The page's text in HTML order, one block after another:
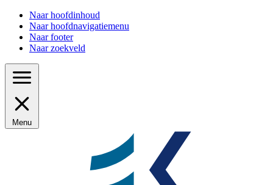
Naar hoofdinhoud
Naar hoofdnavigatiemenu
Naar footer
Naar zoekveld
Menu